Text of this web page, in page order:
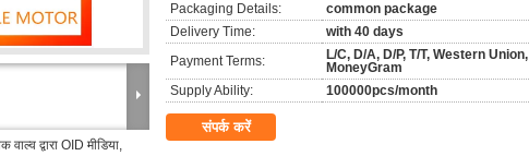
द्वारा OID मीडिया,
Packaging Details:
common package
Delivery Time:
with 40 days
Payment Terms:
L/C, D/A, D/P, T/T, Western Union,
MoneyGram
Supply Ability:
100000pcs/month
संपर्क करें